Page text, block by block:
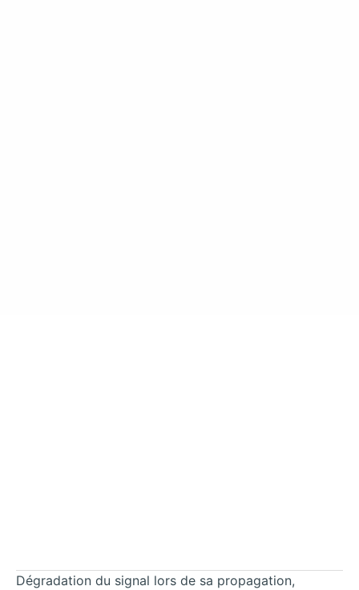
Dégradation du signal lors de sa propagation,